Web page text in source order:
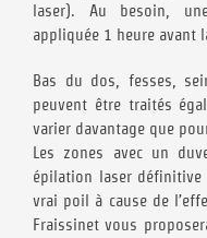
laser). Au besoin,
appliquée 1 heure avant
Bas du dos, fesses,
peuvent être traités
varier davantage que
Les zones avec un
épilation laser
vrai poil à cause de
Fraissinet vous